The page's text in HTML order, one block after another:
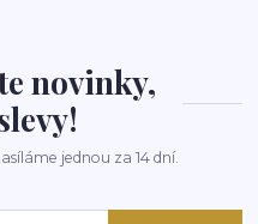
novinky,
jednou za 14 dní.